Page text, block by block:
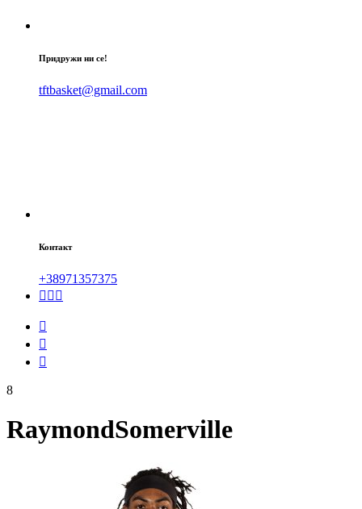
Придружи ни се!
tftbasket@gmail.com
Контакт
+38971357375
8
RaymondSomerville